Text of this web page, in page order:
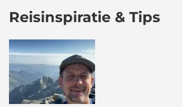
Reisinspiratie & Tips